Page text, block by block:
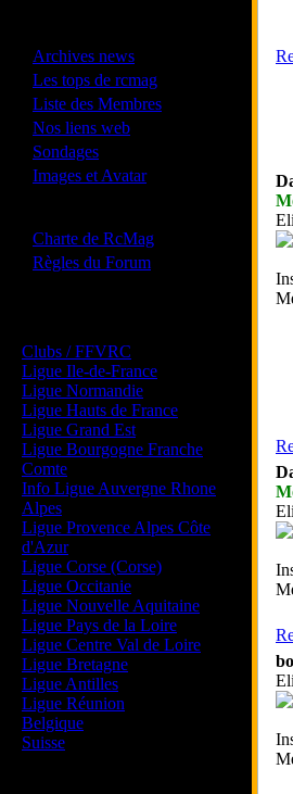
Archives news
Les tops de rcmag
Liste des Membres
Nos liens web
Sondages
Images et Avatar
Charte de RcMag
Règles du Forum
Clubs / FFVRC
Ligue Ile-de-France
Ligue Normandie
Ligue Hauts de France
Ligue Grand Est
Ligue Bourgogne Franche
Comte
Info Ligue Auvergne Rhone
Alpes
Ligue Provence Alpes Côte
d'Azur
Ligue Corse (Corse)
Ligue Occitanie
Ligue Nouvelle Aquitaine
Ligue Pays de la Loire
Ligue Centre Val de Loire
Ligue Bretagne
Ligue Antilles
Ligue Réunion
Belgique
Suisse